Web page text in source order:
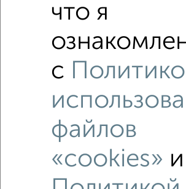
2‑комнатные квартиры недалеко от
что я
с
файлов
«cookies» и